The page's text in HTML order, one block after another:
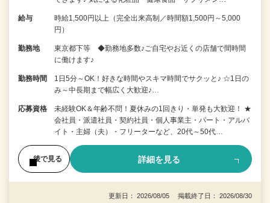
給与
時給1,500円以上（完全出来高制／時間額1,500円～5,000
円）
勤務地
東京都下等 ◆勤務地多数♪ご自宅やお近くの店舗で間時間
に働けます♪
勤務時間
1日5分～OK！好きな時間やスキマ時間でサクッと♪ ☆1日の
み～中長期まで幅広く大歓迎♪…
応募資格
未経験OK＆年齢不問！夏休みの1回きり・単発も大歓迎！ ★
会社員・派遣社員・契約社員・個人事業主・パート・アルバ
イト・主婦（夫）・フリーターなど、20代～50代…
後で見る 詳細を見る
更新日： 2026/08/05 掲載終了日： 2026/08/30